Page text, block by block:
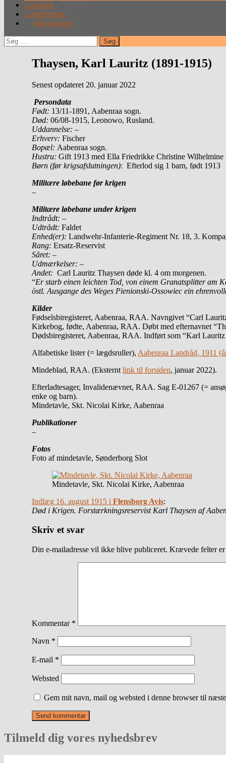
Leksikon
Lokalhistorie
Introduction
Søg
efter:
Thaysen, Karl Lauritz (1891-1915)
Senest opdateret 20. januar 2022
Persondata
Født: 13/11-1891, Aabenraa sogn.
Død: 06/08-1915, Leonowo, Rusland.
Uddannelse: –
Erhverv: Fischer
Bopæl: Aabenraa sogn.
Hustru: Gift 1913 med Ella Friedrikke Christine Wilhelmine
Børn (før krigsafslutningen): Efterlod sig 1 barn, født 1913
Militære løbebane før krigen
–
Militære løbebane under krigen
Indtrådt: –
Udtrådt: Faldet
Enhed(er): Landwehr-Infanterie-Regiment Nr. 18, 3.
Rang: Ersatz-Reservist
Såret: –
Udmærkelser: –
Andet: Carl Lauritz Thaysen døde kl. 4 om morgenen.
“Er starb einen leichten Tod, von einem Granatsplitter am
östl. Ausgange des Weges Pienionski-Ossowiec ein
Kilder
Fødselsbiregisteret, Aabenraa, RAA. Navngivet “Carl
Kirkebog, fødte, Aabenraa, RAA. Døbt med efternavnet
Dødsbiregisteret, Aabenraa, RAA. Indført som “Karl Lauritz
Alfabetiske lister (= lægdsruller), Aabenraa Landråd, 1911
Mindeblad, RAA. (Eksternt link til forsiden, januar 2022).
Efterladtesager, Invalidenævnet, RAA. Sag E-01267 (=
enke og barn).
Mindetavle, Skt. Nicolai Kirke, Aabenraa
Publikationer
–
Fotos
Foto af mindetavle, Sønderborg Slot
Mindetavle, Skt. Nicolai Kirke, Aabenraa
Indlæg 16. august 1915 i Flensborg Avis:
Død i Krigen. Forstærkningsreservist Karl Thaysen af
Skriv et svar
Din e-mailadresse vil ikke blive publiceret. Krævede felter er
Kommentar *
Navn *
E-mail *
Websted
Gem mit navn, mail og websted i denne browser til
Tilmeld dig vores nyhedsbrev